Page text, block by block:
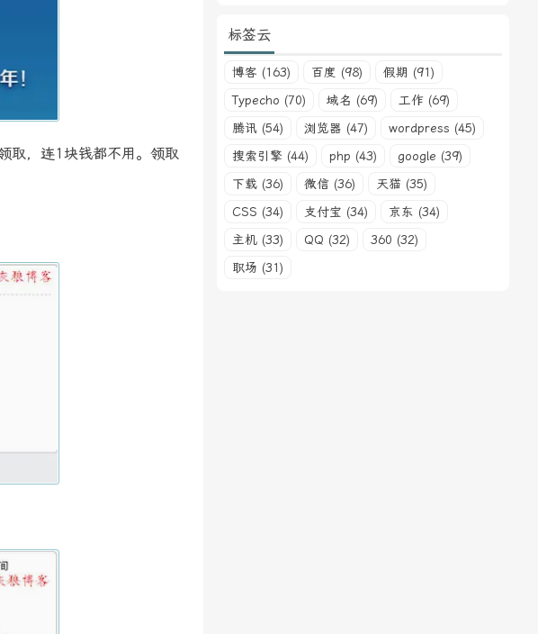
取，连1块钱都不用。领取
标签云
博客 (163) 百度 (98)
假期 (91)
Typecho (70)
域名 (69)
工作 (69)
腾讯 (54)
浏览器 (47)
wordpress (45)
搜索引擎 (44)
php (43)
google (39)
下载 (36)
微信 (36)
天猫 (35)
CSS (34)
支付宝 (34)
京东 (34)
主机 (33)
QQ (32)
360 (32)
职场 (31)